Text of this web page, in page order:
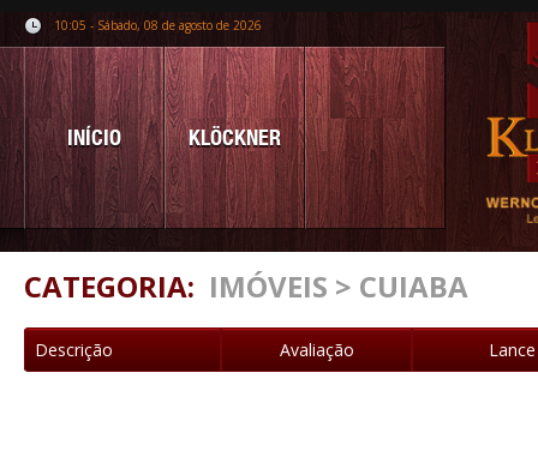
10:05 - Sábado, 08 de agosto de 2026
INÍCIO KLÖCKNER
CATEGORIA: IMÓVEIS > CUIABA
Descrição Avaliação